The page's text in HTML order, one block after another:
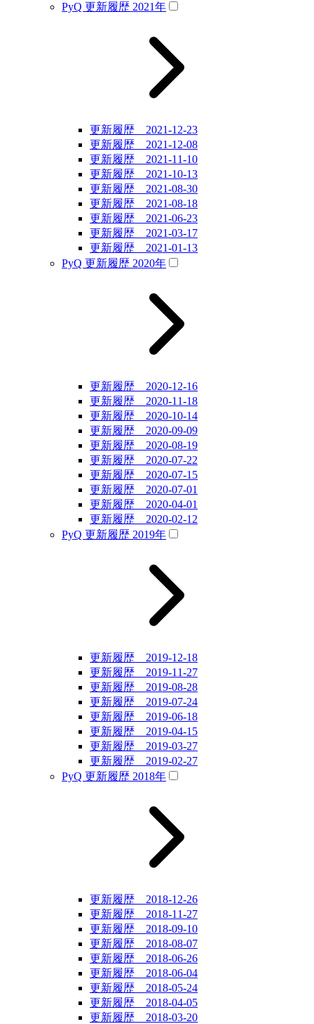
PyQ 更新履歴 2021年
更新履歴 2021-12-23
更新履歴 2021-12-08
更新履歴 2021-11-10
更新履歴 2021-10-13
更新履歴 2021-08-30
更新履歴 2021-08-18
更新履歴 2021-06-23
更新履歴 2021-03-17
更新履歴 2021-01-13
PyQ 更新履歴 2020年
更新履歴 2020-12-16
更新履歴 2020-11-18
更新履歴 2020-10-14
更新履歴 2020-09-09
更新履歴 2020-08-19
更新履歴 2020-07-22
更新履歴 2020-07-15
更新履歴 2020-07-01
更新履歴 2020-04-01
更新履歴 2020-02-12
PyQ 更新履歴 2019年
更新履歴 2019-12-18
更新履歴 2019-11-27
更新履歴 2019-08-28
更新履歴 2019-07-24
更新履歴 2019-06-18
更新履歴 2019-04-15
更新履歴 2019-03-27
更新履歴 2019-02-27
PyQ 更新履歴 2018年
更新履歴 2018-12-26
更新履歴 2018-11-27
更新履歴 2018-09-10
更新履歴 2018-08-07
更新履歴 2018-06-26
更新履歴 2018-06-04
更新履歴 2018-05-24
更新履歴 2018-04-05
更新履歴 2018-03-20